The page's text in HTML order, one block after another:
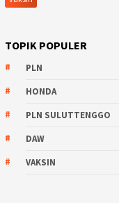
TOPIK POPULER
PLN
HONDA
PLN SULUTTENGGO
DAW
VAKSIN